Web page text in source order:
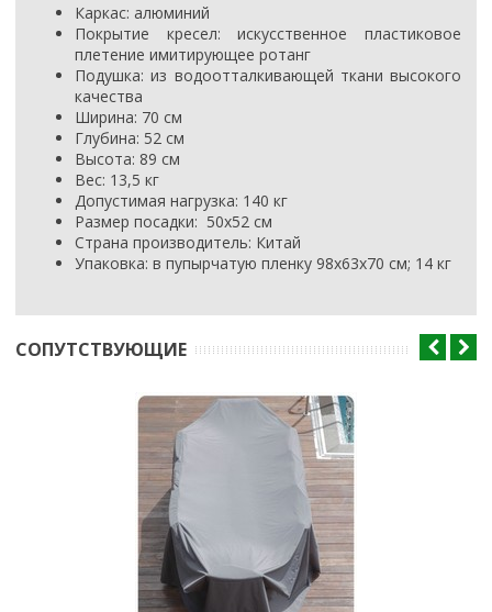
Каркас: алюминий
Покрытие кресел: искусственное пластиковое
плетение имитирующее ротанг
Подушка: из водоотталкивающей ткани высокого
качества
Ширина: 70 см
Глубина: 52 см
Высота: 89 см
Вес: 13,5 кг
Допустимая нагрузка: 140 кг
Размер посадки: 50х52 см
Страна производитель: Китай
Упаковка: в пупырчатую пленку 98х63х70 см; 14 кг
CОПУТСТВУЮЩИЕ